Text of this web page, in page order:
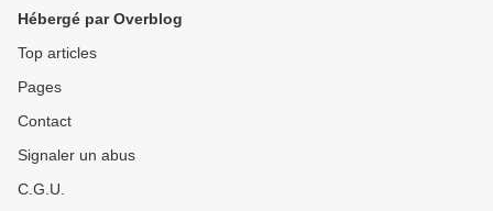
lorsque vous êtes loin de
moi : la chasteté
Hébergé par Overblog
Top articles
Pages
Contact
Signaler un abus
C.G.U.